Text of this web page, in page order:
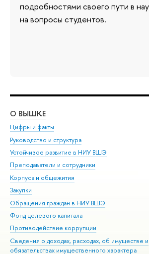
подробностями своего пути в
на вопросы студентов.
О ВЫШКЕ
Цифры и факты
Руководство и структура
Устойчивое развитие в НИУ ВШЭ
Преподаватели и сотрудники
Корпуса и общежития
Закупки
Обращения граждан в НИУ ВШЭ
Фонд целевого капитала
Противодействие коррупции
Сведения о доходах, расходах, об имуществе и
обязательствах имущественного характера